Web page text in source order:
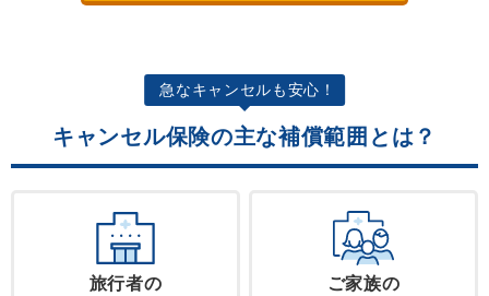
急なキャンセルも安心！
キャンセル保険の主な補償範囲とは？
旅行者の
ご家族の